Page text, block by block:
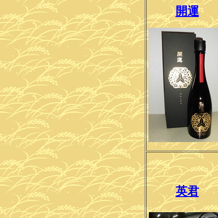
開運
英君